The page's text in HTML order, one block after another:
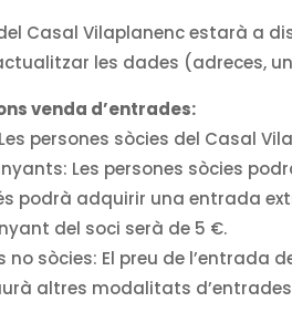
Casal Vilaplanenc estarà a
les dades (adreces,
venda d’entrades:
Les persones sòcies del Casal
Les persones sòcies
podrà adquirir una entrada
del soci serà de 5 €.
no sòcies: El preu de l’entrada
altres modalitats